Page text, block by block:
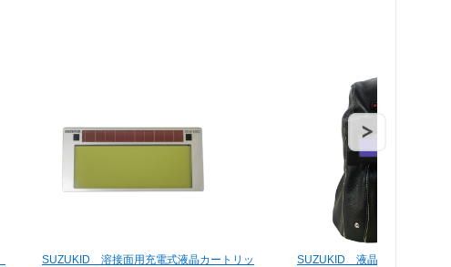
SUZUKID 溶接面用充電式液晶カートリッ
SUZUKID 液晶型自動遮光